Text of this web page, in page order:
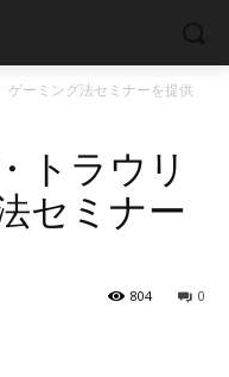
ゲーミング法セミナーを提供
トラウリ
セミナー
0
804